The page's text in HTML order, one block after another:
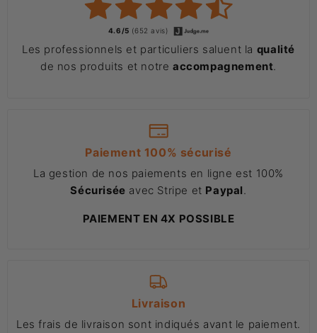
4.6/5 (652 avis)
Les professionnels et particuliers saluent la qualité
de nos produits et notre accompagnement.
Paiement 100% sécurisé
La gestion de nos paiements en ligne est 100%
Sécurisée avec Stripe et Paypal.
PAIEMENT EN 4X POSSIBLE
Livraison
Les frais de livraison sont indiqués avant le paiement.